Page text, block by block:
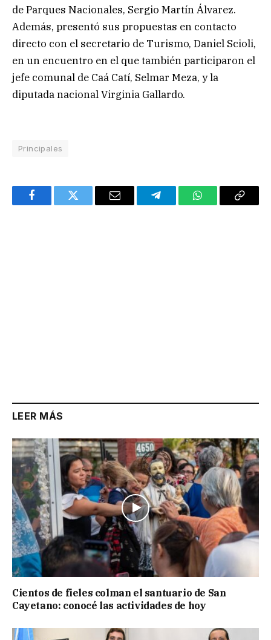
de Parques Nacionales, Sergio Martín Álvarez.
Además, presentó sus propuestas en contacto
directo con el secretario de Turismo, Daniel Scioli,
en un encuentro en el que también participaron el
jefe comunal de Caá Catí, Selmar Meza, y la
diputada nacional Virginia Gallardo.
Principales
FacebookTwitter Email TelegramWhatsAppCopy
LEER MÁS
Cientos de fieles colman el santuario de San
Cayetano: conocé las actividades de hoy